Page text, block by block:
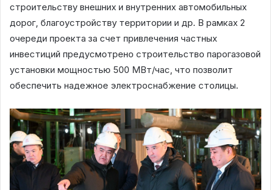
строительству внешних и внутренних автомобильных
дорог, благоустройству территории и др. В рамках 2
очереди проекта за счет привлечения частных
инвестиций предусмотрено строительство парогазовой
установки мощностью 500 МВт/час, что позволит
обеспечить надежное электроснабжение столицы.